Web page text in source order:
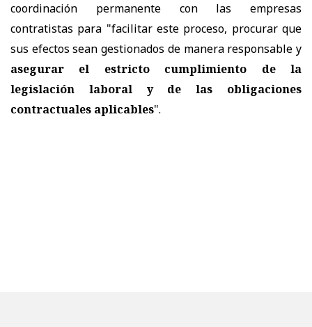
coordinación permanente con las empresas
contratistas para "facilitar este proceso, procurar que
sus efectos sean gestionados de manera responsable y
asegurar el estricto cumplimiento de la
legislación laboral y de las obligaciones
contractuales aplicables".